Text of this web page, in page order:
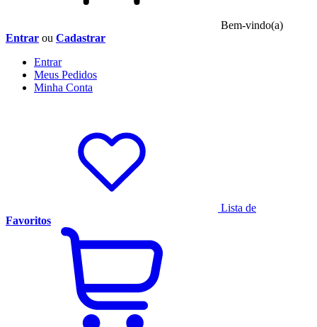
Bem-vindo(a)
Entrar ou Cadastrar
Entrar
Meus Pedidos
Minha Conta
Lista de
Favoritos